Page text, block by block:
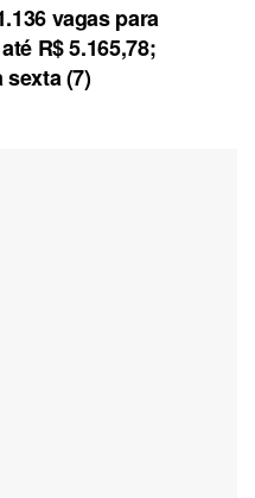
vagas para
R$ 5.165,78;
(7)